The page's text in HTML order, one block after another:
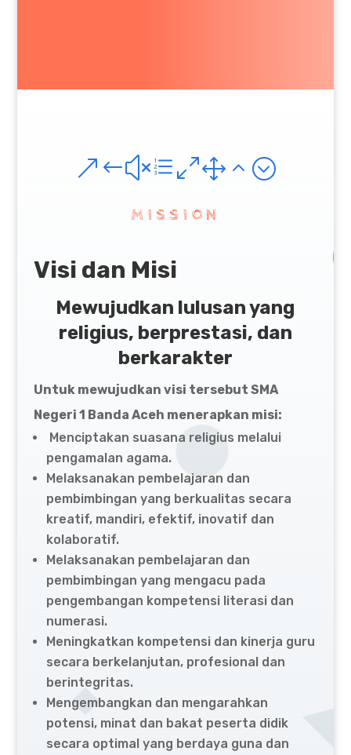
&#xe012;
MISSION
Visi dan Misi
Mewujudkan lulusan yang
religius, berprestasi, dan
berkarakter
Untuk mewujudkan visi tersebut SMA
Negeri 1 Banda Aceh menerapkan misi:
Menciptakan suasana religius melalui
pengamalan agama.
Melaksanakan pembelajaran dan
pembimbingan yang berkualitas secara
kreatif, mandiri, efektif, inovatif dan
kolaboratif.
Melaksanakan pembelajaran dan
pembimbingan yang mengacu pada
pengembangan kompetensi literasi dan
numerasi.
Meningkatkan kompetensi dan kinerja guru
secara berkelanjutan, profesional dan
berintegritas.
Mengembangkan dan mengarahkan
potensi, minat dan bakat peserta didik
secara optimal yang berdaya guna dan